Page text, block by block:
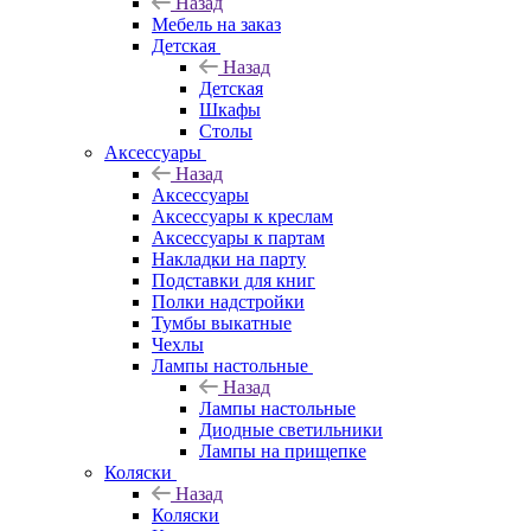
Мебель на заказ
Детская
Назад
Детская
Шкафы
Столы
Аксессуары
Назад
Аксессуары
Аксессуары к креслам
Аксессуары к партам
Накладки на парту
Подставки для книг
Полки надстройки
Тумбы выкатные
Чехлы
Лампы настольные
Назад
Лампы настольные
Диодные светильники
Лампы на прищепке
Коляски
Назад
Коляски